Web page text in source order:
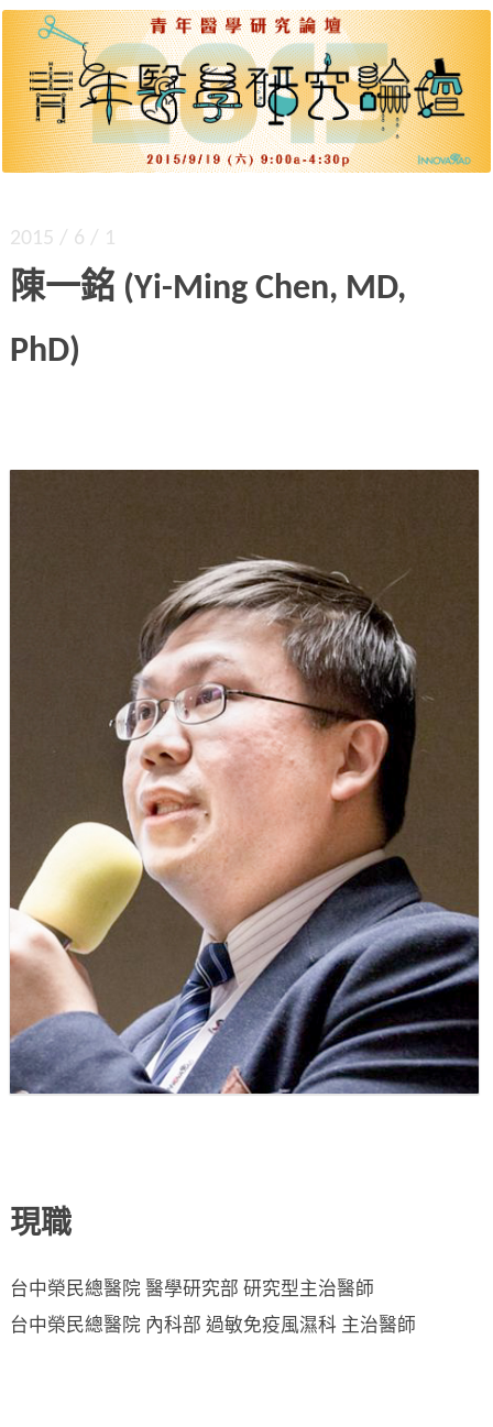
青年醫學研究論壇 2015
出道起步、差異策略、團隊建構、各種文體。四
大主題、九位達人，公開獨門密技。
2015 / 6 / 1
陳一銘 (Yi-Ming Chen, MD,
PhD)
現職
台中榮民總醫院 醫學研究部 研究型主治醫師
台中榮民總醫院 內科部 過敏免疫風濕科 主治醫師